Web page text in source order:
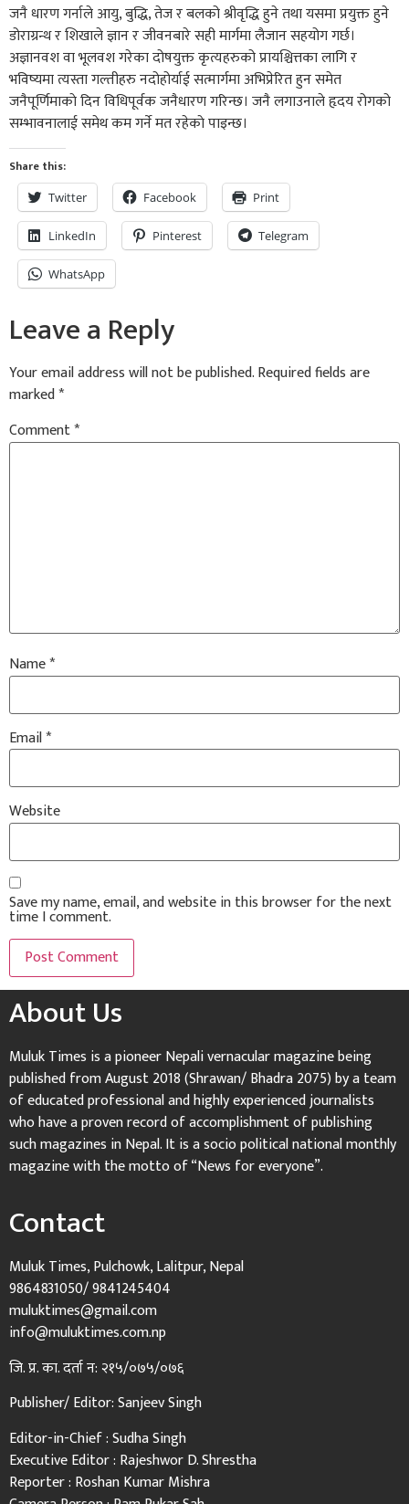
जनै धारण गर्नाले आयु, बुद्धि, तेज र बलको श्रीवृद्धि हुने तथा यसमा प्रयुक्त हुने
डोराग्रन्थ र शिखाले ज्ञान र जीवनबारे सही मार्गमा लैजान सहयोग गर्छ।
अज्ञानवश वा भूलवश गरेका दोषयुक्त कृत्यहरुको प्रायश्चित्तका लागि र
भविष्यमा त्यस्ता गल्तीहरु नदोहोर्याई सत्मार्गमा अभिप्रेरित हुन समेत
जनैपूर्णिमाकाे दिन विधिपूर्वक जनैधारण गरिन्छ। जनै लगाउनाले हृदय रोगको
सम्भावनालाई समेथ कम गर्ने मत रहेकाे पाइन्छ।
Share this:
Twitter Facebook Print
LinkedIn Pinterest Telegram
WhatsApp
Leave a Reply
Your email address will not be published.Required fields are
marked*
Comment*
Name*
Email*
Website
Save my name, email, and website in this browser for the next
time I comment.
About Us
Muluk Times is a pioneer Nepali vernacular magazine being
published from August 2018 (Shrawan/ Bhadra 2075) by a team
of educated professional and highly experienced journalists
who have a proven record of accomplishment of publishing
such magazines in Nepal. It is a socio political national monthly
magazine with the motto of “News for everyone”.
Contact
Muluk Times, Pulchowk, Lalitpur, Nepal
9864831050/ 9841245404
muluktimes@gmail.com
info@muluktimes.com.np
जि. प्र. का. दर्ता न: २१५/०७५/०७६
Publisher/ Editor: Sanjeev Singh
Editor-in-Chief : Sudha Singh
Executive Editor : Rajeshwor D. Shrestha
Reporter : Roshan Kumar Mishra